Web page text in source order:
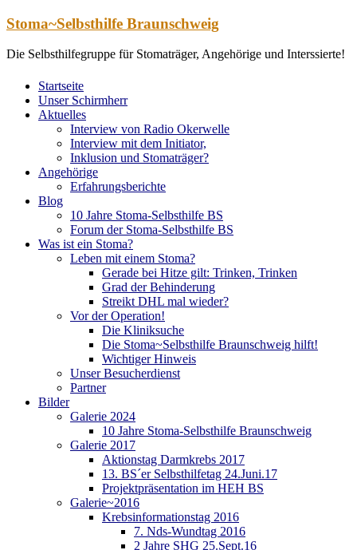
Zum
springen
Stoma~Selbsthilfe Braunschweig
Die Selbsthilfegruppe für Stomaträger, Angehörige und Interssierte!
Startseite
Unser Schirmherr
Aktuelles
Interview von Radio Okerwelle
Interview mit dem Initiator,
Inklusion und Stomaträger?
Angehörige
Erfahrungsberichte
Blog
10 Jahre Stoma-Selbsthilfe BS
Forum der Stoma-Selbsthilfe BS
Was ist ein Stoma?
Leben mit einem Stoma?
Gerade bei Hitze gilt: Trinken, Trinken
Grad der Behinderung
Streikt DHL mal wieder?
Vor der Operation!
Die Kliniksuche
Die Stoma~Selbsthilfe Braunschweig hilft!
Wichtiger Hinweis
Unser Besucherdienst
Partner
Bilder
Galerie 2024
10 Jahre Stoma-Selbsthilfe Braunschweig
Galerie 2017
Aktionstag Darmkrebs 2017
13. BS´er Selbsthilfetag 24.Juni.17
Projektpräsentation im HEH BS
Galerie~2016
Krebsinformationstag 2016
7. Nds-Wundtag 2016
2 Jahre SHG 25.Sept.16